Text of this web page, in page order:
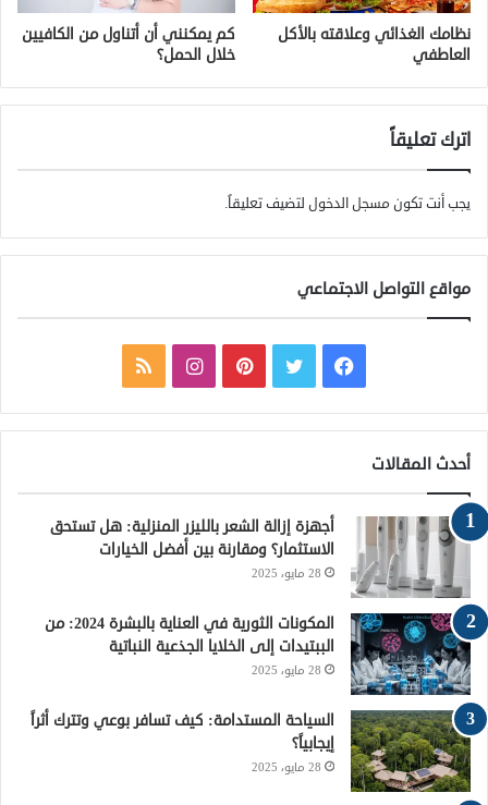
نظامك الغذائي وعلاقته بالأكل
العاطفي
كم يمكنني أن أتناول من الكافيين
خلال الحمل؟
اترك تعليقاً
يجب أنت تكون مسجل الدخول لتضيف تعليقاً.
مواقع التواصل الاجتماعي
ي
ب
و
ك
و
ت
ر
ي
ت
ي
ي
ت
ن
ت
ق
ا
ل
ص
ا
م
ق
أحدث المقالات
أجهزة إزالة الشعر بالليزر المنزلية: هل تستحق
الاستثمار؟ ومقارنة بين أفضل الخيارات
28 مايو، 2025
المكونات الثورية في العناية بالبشرة 2024: من
الببتيدات إلى الخلايا الجذعية النباتية
28 مايو، 2025
السياحة المستدامة: كيف تسافر بوعي وتترك أثراً
إيجابياً؟
28 مايو، 2025